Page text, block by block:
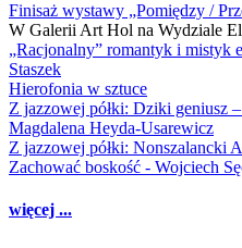
Finisaż wystawy „Pomiędzy /
W Galerii Art Hol na Wydziale
„Racjonalny” romantyk i mistyk
Staszek
Hierofonia w sztuce
Z jazzowej półki: Dziki geniusz
Magdalena Heyda-Usarewicz
Z jazzowej półki: Nonszalancki
Zachować boskość - Wojciech
więcej ...